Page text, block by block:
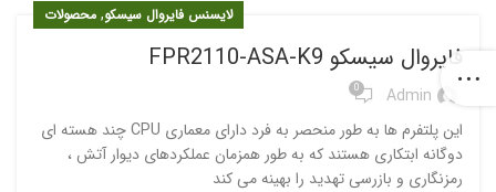
لایسنس فایروال سیسکو, محصولات
فایروال سیسکو FPR2110-ASA-K9
Admin
0
این پلتفرم ها به طور منحصر به فرد دارای معماری CPU چند هسته ای
دوگانه ابتکاری هستند که به طور همزمان عملکردهای دیوار آتش ،
رمزنگاری و بازرسی تهدید را بهینه می کند